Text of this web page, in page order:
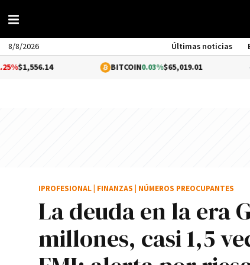
8/8/2026 Últimas noticias
0.03%$65,019.01
La deuda en la era
millones, casi 1,5
IPROFESIONAL FINANZAS NÚMEROS PREOCUPANTES